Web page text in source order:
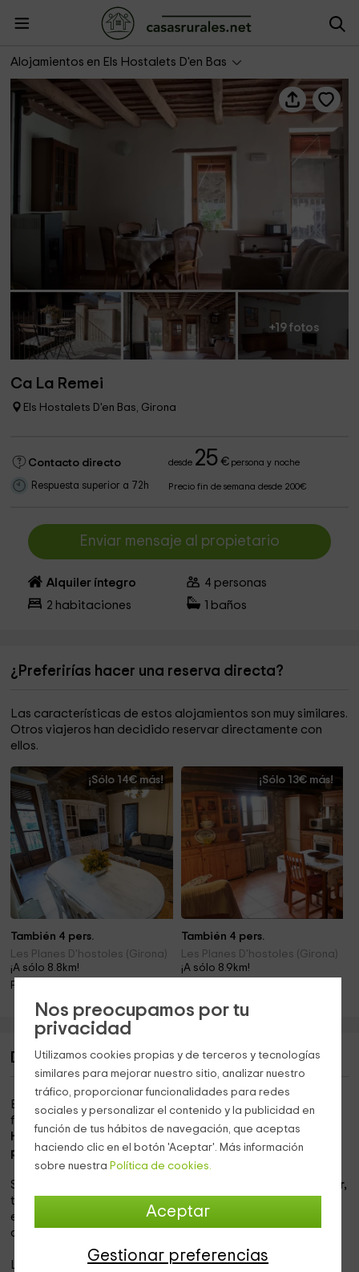
Nos preocupamos por tu
privacidad
Utilizamos cookies propias y de terceros y tecnologías
similares para mejorar nuestro sitio, analizar nuestro
tráfico, proporcionar funcionalidades para redes
sociales y personalizar el contenido y la publicidad en
función de tus hábitos de navegación, que aceptas
haciendo clic en el botón 'Aceptar'. Más información
sobre nuestra Política de cookies.
Aceptar
Gestionar preferencias
Alojamientos en Els Hostalets D'en Bas
+19 fotos
Ca La Remei
Els Hostalets D'en Bas, Girona
Contacto directo desde 25 €persona y noche
Respuesta superior a 72h Precio fin de semana desde 200€
Enviar mensaje al propietario
Alquiler íntegro 4 personas
2 habitaciones baños
¿Preferirías hacer una reserva directa?
Las características de estos alojamientos son muy similares.
Otros viajeros han decidido reservar directamente con
ellos.
¡Sólo 14€ más!
También 4 pers.
Les Planes D'hostoles (Girona)
¡A sólo 8.8km!
Piscina
¡Sólo 13€ más!
También 4 pers.
Les Planes D'hostoles (Girona)
¡A sólo 8.9km!
Descripción de Ca La Remei
Esta casita es perfecta para disfrutar del turismo rural en
familia, disfrutando de las mejores vistas de la
Hostalets d'en Bas
, que es un pueblo que pertenece a la
provincia de Girona.
Se trata de
una vivienda en la que vas a poder descansar,
teniendo a tu alcance todas las comodidades, y unas
estancias llenas de encanto para que te sientas como en
casa.
La capacidad es para 4 personas,y en el interior nos